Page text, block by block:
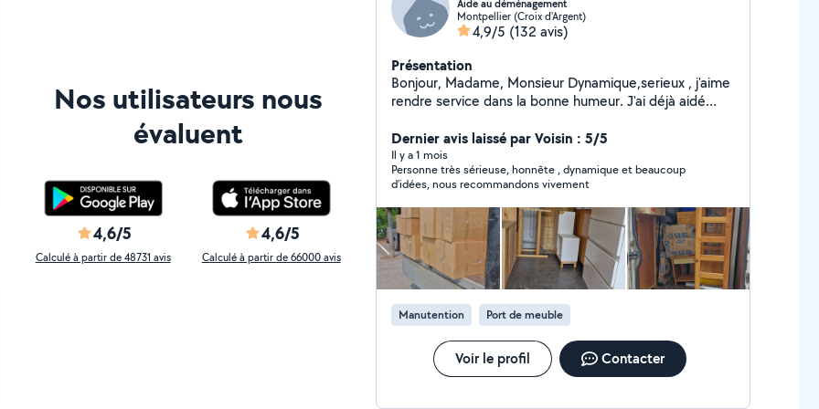
Nos utilisateurs nous
évaluent
4,6/5
Calculé à partir de 48731 avis
4,6/5
Calculé à partir de 66000 avis
Aide au déménagement
Montpellier (Croix d'Argent)
4,9/5 (132 avis)
Présentation
Bonjour, Madame, Monsieur Dynamique,serieux , j'aime
rendre service dans la bonne humeur. J'ai déjà aidé
tâches. J'ai l'habitude, bonne expérience dans ce
domaine de déménagement (machine a laver, canapé,
et tous genres j ai un diable qui peut servir) Aide
polyvalente que ce soit pour demonter ou remonter
des meubles, je m'adapte à vos besoins, Pour toutes
questions n'hésitez pas à me contacter.
Dernier avis laissé par Voisin : 5/5
Il y a 1 mois
Personne très sérieuse, honnête , dynamique et beaucoup
d’idées, nous recommandons vivement
Manutention Port de meuble
Voir le profil Contacter